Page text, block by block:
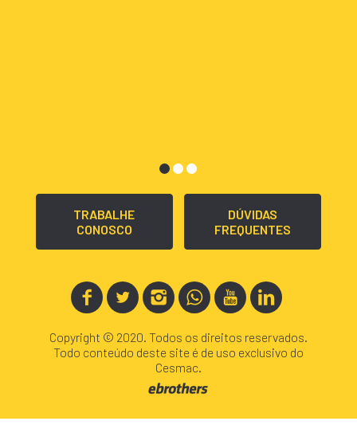
TRABALHE
CONOSCO
DÚVIDAS
FREQUENTES
Copyright © 2020. Todos os direitos reservados.
Todo conteúdo deste site é de uso exclusivo do
Cesmac.